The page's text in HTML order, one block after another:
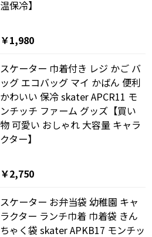
温保冷】
￥1,980
スケーター 巾着付き レジ かご バ
ッグ エコバッグ マイ かばん 便利
かわいい 保冷 skater APCR11 モ
ンチッチ ファーム グッズ【買い
物 可愛い おしゃれ 大容量 キャラ
クター】
￥2,750
スケーター お弁当袋 幼稚園 キャ
ラクター ランチ巾着 巾着袋 きん
ちゃく袋 skater APKB17 モンチッ